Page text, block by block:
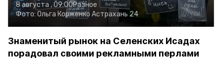
8 августа , 09:00Разное
Фото: Ольга Корженко Астрахань 24
Знаменитый рынок на Селенских Исадах
порадовал своими рекламными перлами